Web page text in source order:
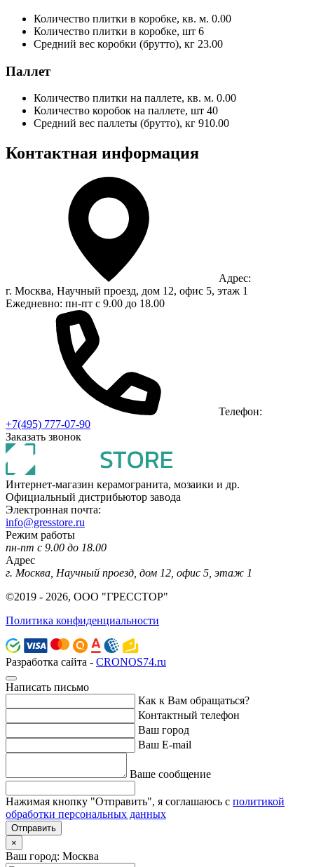
Количество плитки в коробке, кв. м. 0.00
Количество плитки в коробке, шт 6
Средний вес коробки (брутто), кг 23.00
Паллет
Количество плитки на паллете, кв. м. 0.00
Количество коробок на паллете, шт 40
Средний вес паллеты (брутто), кг 910.00
Контактная информация
Адрес:
г. Москва, Научный проезд, дом 12, офис 5, этаж 1
Ежедневно: пн-пт с 9.00 до 18.00
Телефон:
+7(495) 777-07-90
Заказать звонок
Интернет-магазин керамогранита, мозаики и др.
Официальный дистрибьютор завода
Электронная почта:
info@gresstore.ru
Режим работы
пн-пт с 9.00 до 18.00
Адрес
г. Москва, Научный проезд, дом 12, офис 5, этаж 1
©2019 - 2026, ООО "ГРЕССТОР"
Политика конфиденциальности
Разработка сайта - CRONOS74.ru
Написать письмо
Как к Вам обращаться?
Контактный телефон
Ваш город
Ваш E-mail
Ваше сообщение
Нажимая кнопку "Отправить", я соглашаюсь с политикой
обработки персональных данных
Отправить
×
Ваш город: Москва